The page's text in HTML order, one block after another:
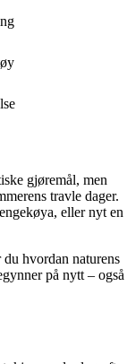
gjøremål, men
travle dager.
eller nyt en
hvordan naturens
på nytt – også